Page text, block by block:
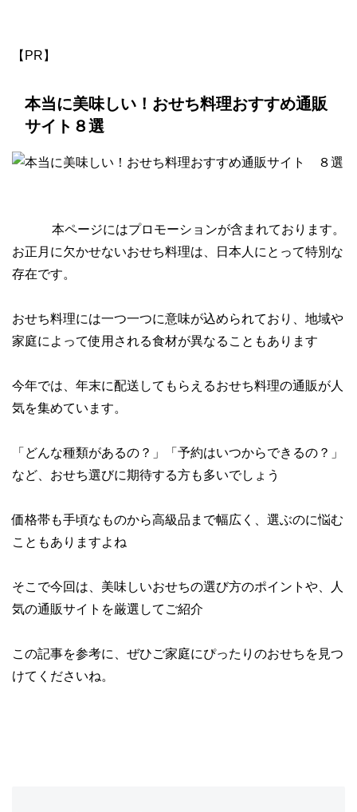
【PR】
本当に美味しい！おせち料理おすすめ通販
サイト８選
本ページにはプロモーションが含まれております。
お正月に欠かせないおせち料理は、日本人にとって特別な
存在です。
おせち料理には一つ一つに意味が込められており、地域や
家庭によって使用される食材が異なることもあります
今年では、年末に配送してもらえるおせち料理の通販が人
気を集めています。
「どんな種類があるの？」「予約はいつからできるの？」
など、おせち選びに期待する方も多いでしょう
価格帯も手頃なものから高級品まで幅広く、選ぶのに悩む
こともありますよね
そこで今回は、美味しいおせちの選び方のポイントや、人
気の通販サイトを厳選してご紹介
この記事を参考に、ぜひご家庭にぴったりのおせちを見つ
けてくださいね。